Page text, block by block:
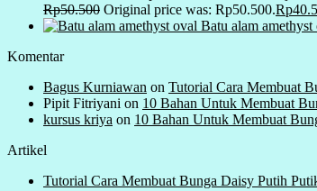
Rp50.500 Original price was: Rp50.500.Rp
Batu alam
Komentar
Bagus Kurniawan on Tutorial Cara Membuat
Pipit Fitriyani on 10 Bahan Untuk Membuat
kursus kriya on 10 Bahan Untuk Membuat
Artikel
Tutorial Cara Membuat Bunga Daisy Putih